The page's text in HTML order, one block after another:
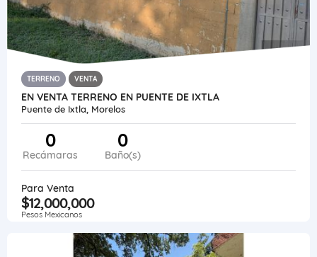
TERRENO VENTA
EN VENTA TERRENO EN PUENTE DE IXTLA
Puente de Ixtla, Morelos
0
Recámaras
0
Baño(s)
Para Venta
$12,000,000
Pesos Mexicanos